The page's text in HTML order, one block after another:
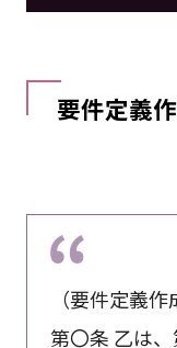
要件定義
（要件定義
第〇条 乙は